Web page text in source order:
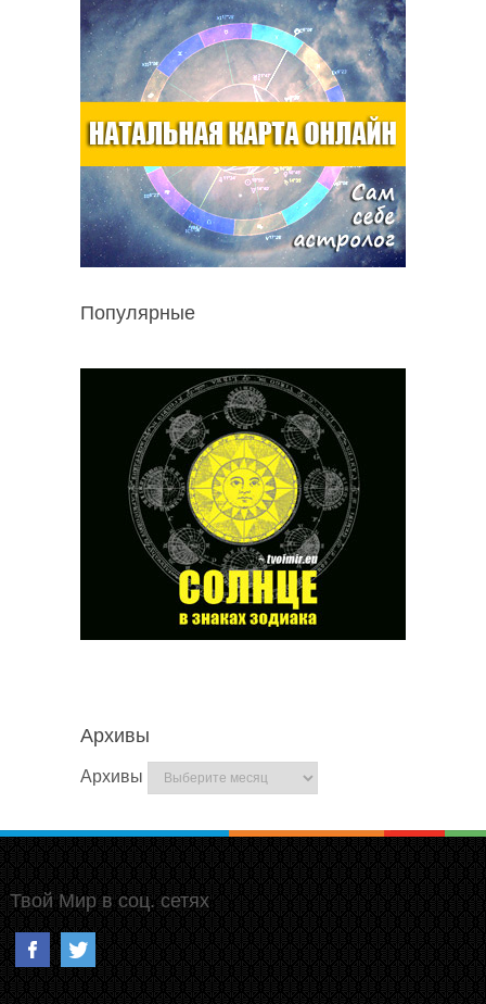
Популярные
Архивы
Архивы
Твой Мир в соц. сетях